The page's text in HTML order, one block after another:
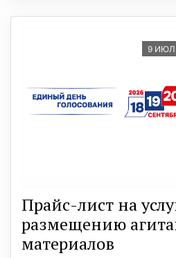
9
Прайс-лист на
размещению
материалов